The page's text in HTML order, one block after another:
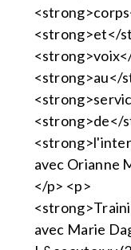
<strong>et</
<strong>au</
<strong>de</
avec Orianne
</p> <p>
avec Marie